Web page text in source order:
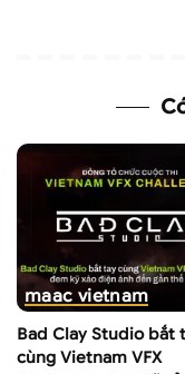
maac vietnam
Bad Clay Studio bắt
cùng Vietnam VFX